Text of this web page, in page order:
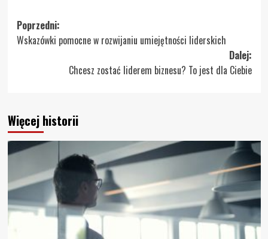
Zobacz
wpisy
Poprzedni:
Wskazówki pomocne w rozwijaniu umiejętności liderskich
Dalej:
Chcesz zostać liderem biznesu? To jest dla Ciebie
Więcej historii